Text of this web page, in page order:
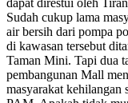
Sudah cukup lama
air bersih dari pompa
di kawasan tersebut
Taman Mini. Tapi dua
pembangunan Mall
masyarakat kehilangan